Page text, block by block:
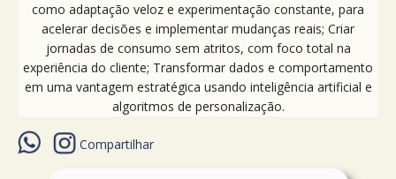
como adaptação veloz e experimentação constante, para
acelerar decisões e implementar mudanças reais; Criar
jornadas de consumo sem atritos, com foco total na
experiência do cliente; Transformar dados e comportamento
em uma vantagem estratégica usando inteligência artificial e
algoritmos de personalização.
Compartilhar